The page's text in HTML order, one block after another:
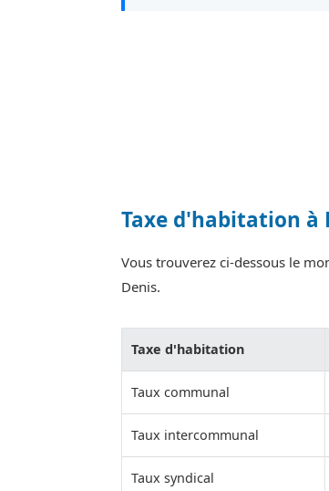
Taxe d'habitation à
Vous trouverez ci-dessous le
Denis.
Taxe d'habitation
Taux communal
Taux intercommunal
Taux syndical